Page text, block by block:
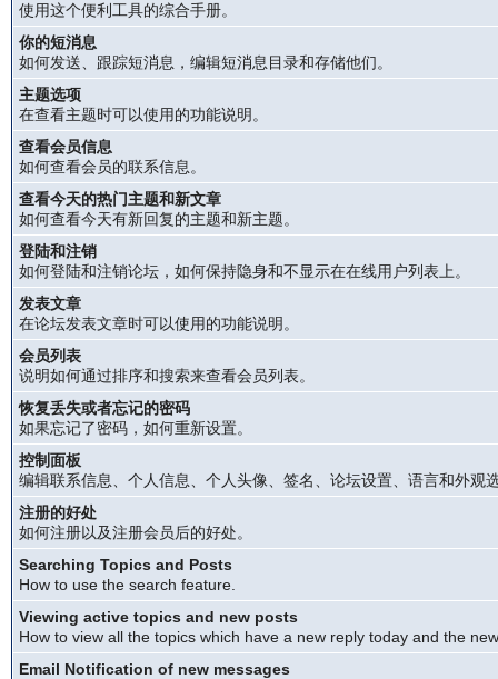
使用这个便利工具的综合手册。
你的短消息
如何发送、跟踪短消息，编辑短消息目录和存储他们。
主题选项
在查看主题时可以使用的功能说明。
查看会员信息
如何查看会员的联系信息。
查看今天的热门主题和新文章
如何查看今天有新回复的主题和新主题。
登陆和注销
如何登陆和注销论坛，如何保持隐身和不显示在在线用户列表上。
发表文章
在论坛发表文章时可以使用的功能说明。
会员列表
说明如何通过排序和搜索来查看会员列表。
恢复丢失或者忘记的密码
如果忘记了密码，如何重新设置。
控制面板
编辑联系信息、个人信息、个人头像、签名、论坛设置、语言和外观
注册的好处
如何注册以及注册会员后的好处。
Searching Topics and Posts
How to use the search feature.
Viewing active topics and new posts
How to view all the topics which have a new reply today and the
Email Notification of new messages